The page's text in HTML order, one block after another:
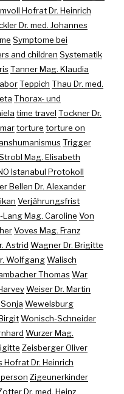
Hofrat Dr. Heinrich
Dr. med. Johannes
Symptome bei
and children Systematik
Tanner Mag. Klaudia
Teppich Thau Dr. med.
Thorax- und
time travel Tockner Dr.
torture torture on
Trigger
Mag. Elisabeth
Istanabul Protokoll
Bellen Dr. Alexander
Verjährungsfrist
Lang Mag. Caroline Von
Voves Mag. Franz
Astrid Wagner Dr. Brigitte
WolfgangWalisch
ThomasWar
Weiser Dr. Martin
Wewelsburg
Wonisch-Schneider
Wurzer Mag.
Zeisberger Oliver
Hofrat Dr. Heinrich
Zigeunerkinder
Dr. med. Heinz